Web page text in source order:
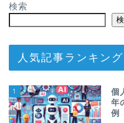
検索
人気記事ランキング
1
個
年
例